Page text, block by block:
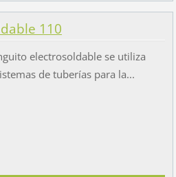
110
electrosoldable se utiliza
de tuberías para la...